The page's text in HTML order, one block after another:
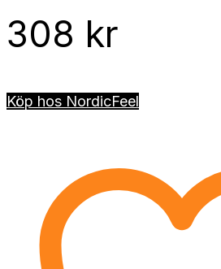
308 kr
Köp hos NordicFeel